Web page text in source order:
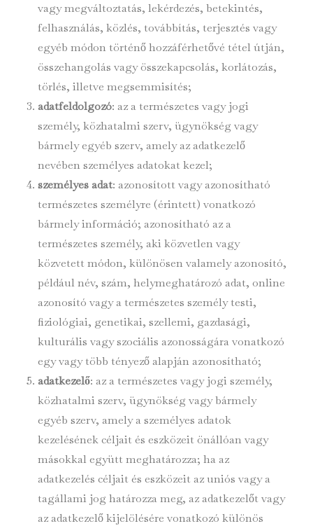
vagy megváltoztatás, lekérdezés, betekintés,
felhasználás, közlés, továbbítás, terjesztés vagy
egyéb módon történő hozzáférhetővé tétel útján,
összehangolás vagy összekapcsolás, korlátozás,
törlés, illetve megsemmisítés;
adatfeldolgozó: az a természetes vagy jogi
személy, közhatalmi szerv, ügynökség vagy
bármely egyéb szerv, amely az adatkezelő
nevében személyes adatokat kezel;
személyes adat: azonosított vagy azonosítható
természetes személyre (érintett) vonatkozó
bármely információ; azonosítható az a
természetes személy, aki közvetlen vagy
közvetett módon, különösen valamely azonosító,
például név, szám, helymeghatározó adat, online
azonosító vagy a természetes személy testi,
fiziológiai, genetikai, szellemi, gazdasági,
kulturális vagy szociális azonosságára vonatkozó
egy vagy több tényező alapján azonosítható;
adatkezelő: az a természetes vagy jogi személy,
közhatalmi szerv, ügynökség vagy bármely
egyéb szerv, amely a személyes adatok
kezelésének céljait és eszközeit önállóan vagy
másokkal együtt meghatározza; ha az
adatkezelés céljait és eszközeit az uniós vagy a
tagállami jog határozza meg, az adatkezelőt vagy
az adatkezelő kijelölésére vonatkozó különös